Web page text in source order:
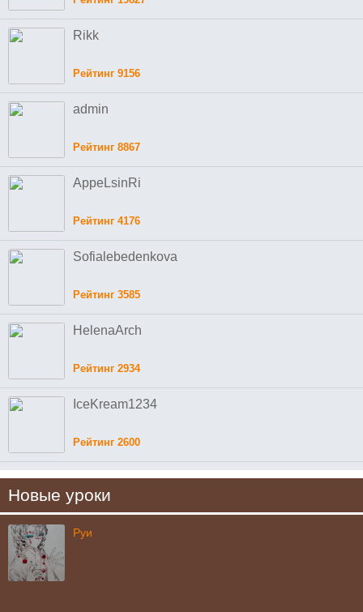
Rikk
Рейтинг 9156
admin
Рейтинг 8867
AppeLsinRi
Рейтинг 4176
Sofialebedenkova
Рейтинг 3585
HelenaArch
Рейтинг 2934
IceKream1234
Рейтинг 2600
Новые уроки
Руи